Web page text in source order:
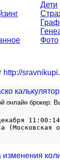
Дети
Фото
http://
калькулятор
онлайн брокер:
(Московская